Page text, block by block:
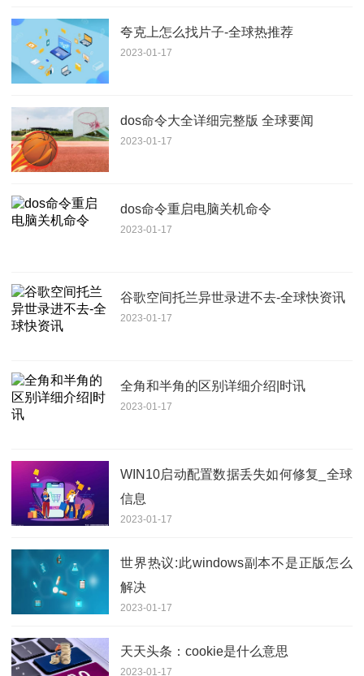
夸克上怎么找片子-全球热推荐
2023-01-17
dos命令大全详细完整版 全球要闻
2023-01-17
dos命令重启电脑关机命令
2023-01-17
谷歌空间托兰异世录进不去-全球快资讯
2023-01-17
全角和半角的区别详细介绍|时讯
2023-01-17
WIN10启动配置数据丢失如何修复_全球
信息
2023-01-17
世界热议:此windows副本不是正版怎么
解决
2023-01-17
天天头条：cookie是什么意思
2023-01-17